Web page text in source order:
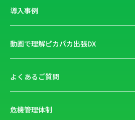
導入事例
動画で理解ピカパカ出張DX
よくあるご質問
危機管理体制